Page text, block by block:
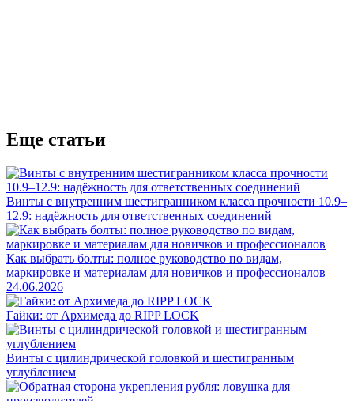
Еще статьи
Винты с внутренним шестигранником класса прочности 10.9–
12.9: надёжность для ответственных соединений
Как выбрать болты: полное руководство по видам,
маркировке и материалам для новичков и профессионалов
24.06.2026
Гайки: от Архимеда до RIPP LOCK
Винты с цилиндрической головкой и шестигранным
углублением